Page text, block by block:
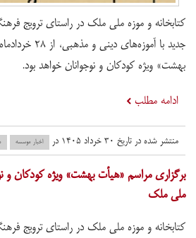
کتابخانه و موزه ملی ملک در راستای ترویج
جدید با آموزه‌های
بهشت» ویژه کودکان و نوجوانان خواهد بود.
ادامه مطلب
منتشر شده در تاریخ ۳۰ خرداد ۱۴۰۵ در اخبار موسسه
برگزاری مراسم «هیأت بهشت» ویژه کودکان و
ملی ملک
کتابخانه و موزه ملی ملک در راستای ترویج